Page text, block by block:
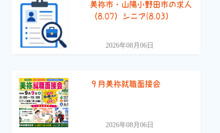
美祢市・山陽小野田市の求人
（8.07）シニア(8.03）
2026年08月06日
９月美祢就職面接会
2026年08月06日